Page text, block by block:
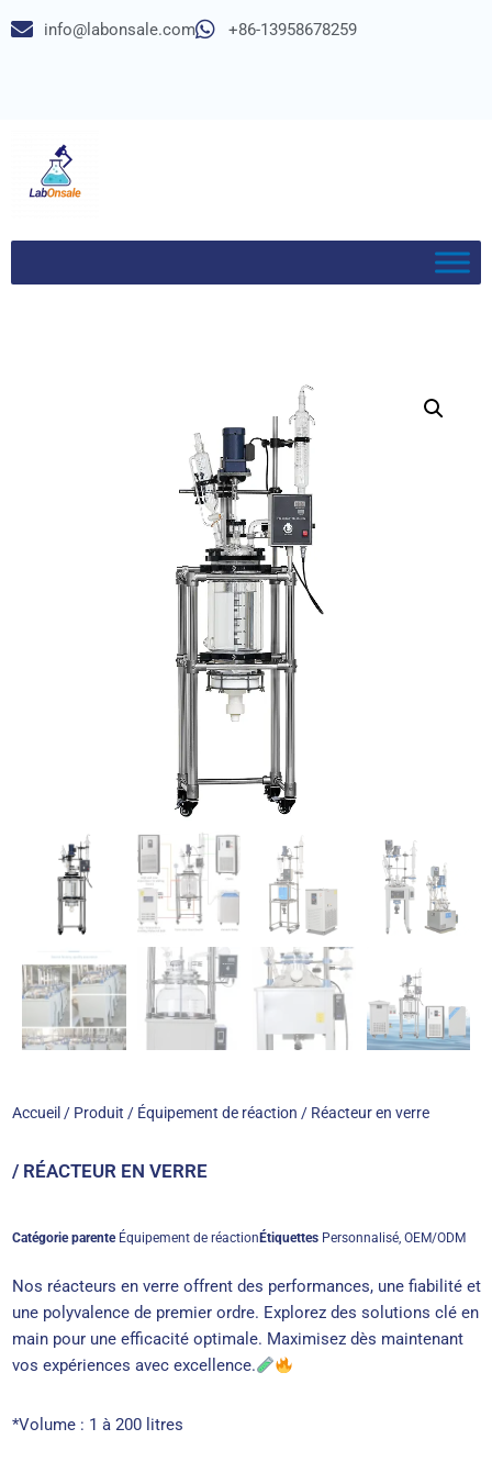
info@labonsale.com +86-13958678259
Accueil / Produit / Équipement de réaction / Réacteur en verre
/ RÉACTEUR EN VERRE
Catégorie parente Équipement de réaction Étiquettes Personnalisé, OEM/ODM
Nos réacteurs en verre offrent des performances, une fiabilité et
une polyvalence de premier ordre. Explorez des solutions clé en
main pour une efficacité optimale. Maximisez dès maintenant
vos expériences avec excellence.
*Volume : 1 à 200 litres